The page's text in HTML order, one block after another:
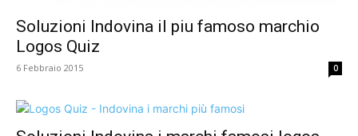
Soluzioni Indovina il piu famoso marchio
Logos Quiz
6 Febbraio 2015 0